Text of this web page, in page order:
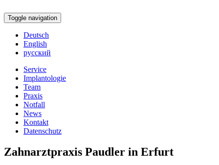
Toggle navigation
Deutsch
English
русский
Service
Implantologie
Team
Praxis
Notfall
News
Kontakt
Datenschutz
Zahnarztpraxis Paudler in Erfurt